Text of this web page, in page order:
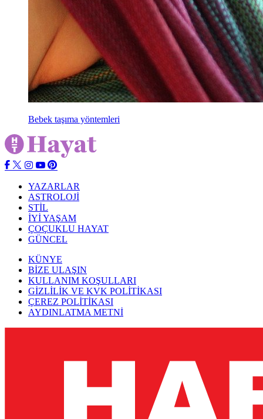
Bebek taşıma yöntemleri
YAZARLAR
ASTROLOJİ
STİL
İYİ YAŞAM
ÇOÇUKLU HAYAT
GÜNCEL
KÜNYE
BİZE ULAŞIN
KULLANIM KOŞULLARI
GİZLİLİK VE KVK POLİTİKASI
ÇEREZ POLİTİKASI
AYDINLATMA METNİ